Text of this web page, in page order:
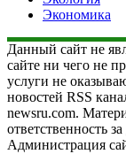
Экономика
Данный сайт не
сайте ни чего не
услуги не
новостей RSS
newsru.com.
ответственность
Администрация